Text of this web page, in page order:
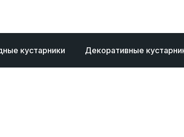
кустарники Декоративные